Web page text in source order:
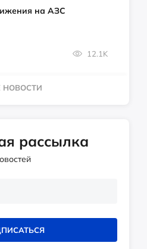
на АЗС
12.1K
НОВОСТИ
рассылка